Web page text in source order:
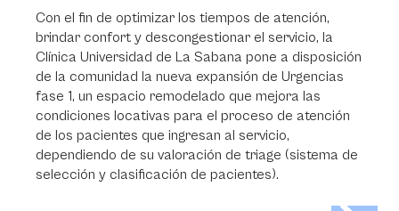
Con el fin de optimizar los tiempos de atención,
brindar confort y descongestionar el servicio, la
Clínica Universidad de La Sabana pone a disposición
de la comunidad la nueva expansión de Urgencias
fase 1, un espacio remodelado que mejora las
condiciones locativas para el proceso de atención
de los pacientes que ingresan al servicio,
dependiendo de su valoración de triage (sistema de
selección y clasificación de pacientes).